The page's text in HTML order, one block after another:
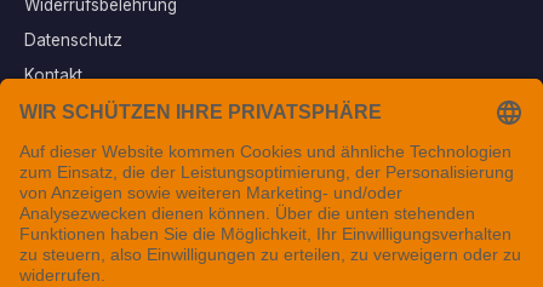
Widerrufsbelehrung
Datenschutz
Kontakt
Vertrag widerrufen
Sichere Zahlungsarten